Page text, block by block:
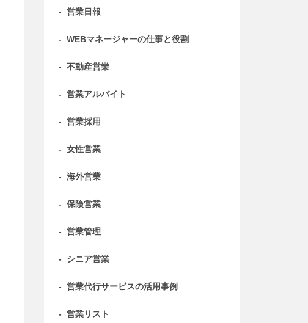
- 営業日報
- WEBマネージャーの仕事と役割
- 不動産営業
- 営業アルバイト
- 営業採用
- 女性営業
- 海外営業
- 保険営業
- 営業管理
- シニア営業
- 営業代行サービスの活用事例
- 営業リスト